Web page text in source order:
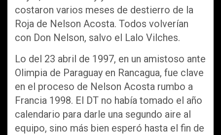
costaron varios meses de destierro de la
Roja de Nelson Acosta. Todos volverían
con Don Nelson, salvo el Lalo Vilches.
Lo del 23 abril de 1997, en un amistoso ante
Olimpia de Paraguay en Rancagua, fue clave
en el proceso de Nelson Acosta rumbo a
Francia 1998. El DT no había tomado el año
calendario para darle una segundo aire al
equipo, sino más bien esperó hasta el fin de